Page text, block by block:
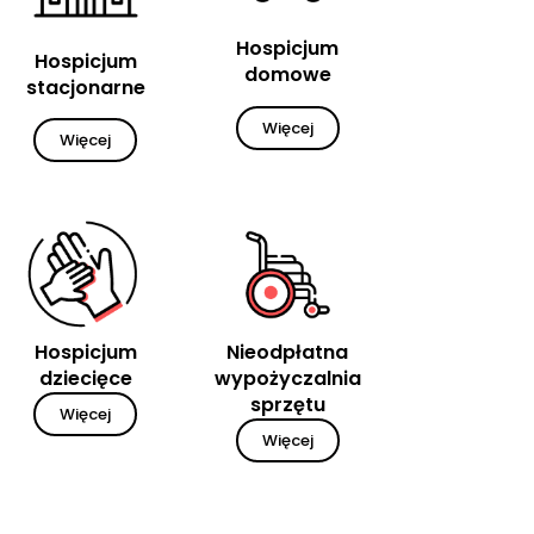
Hospicjum
stacjonarne
Więcej
Hospicjum
domowe
Więcej
Hospicjum
dziecięce
Więcej
Nieodpłatna
wypożyczalnia
sprzętu
Więcej